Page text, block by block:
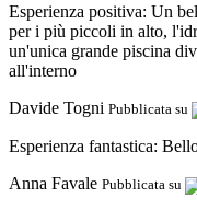
Esperienza positiva: Un
per i più piccoli in alto,
un'unica grande piscina
all'interno
Davide Togni Pubblicata su
Esperienza fantastica:
Anna Favale Pubblicata su